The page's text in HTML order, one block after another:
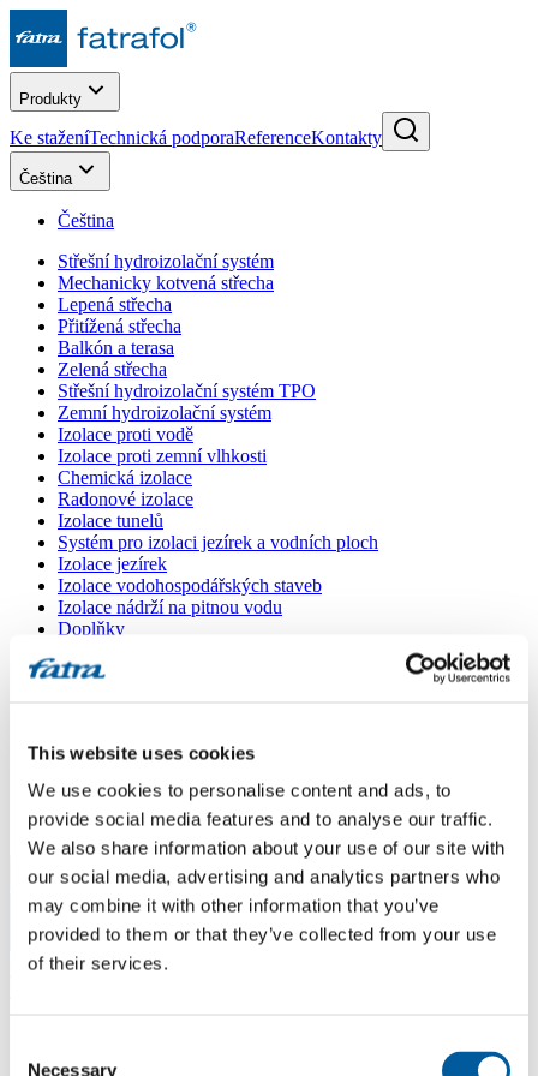
This website uses cookies
We use cookies to personalise content and ads, to
provide social media features and to analyse our traffic.
We also share information about your use of our site with
our social media, advertising and analytics partners who
may combine it with other information that you’ve
provided to them or that they’ve collected from your use
of their services.
Necessary
Produkty
Ke staženíTechnická podporaReferenceKontakty
Čeština
Čeština
Střešní hydroizolační systém
Mechanicky kotvená střecha
Lepená střecha
Přitížená střecha
Balkón a terasa
Zelená střecha
Střešní hydroizolační systém TPO
Zemní hydroizolační systém
Izolace proti vodě
Izolace proti zemní vlhkosti
Chemická izolace
Radonové izolace
Izolace tunelů
Systém pro izolaci jezírek a vodních ploch
Izolace jezírek
Izolace vodohospodářských staveb
Izolace nádrží na pitnou vodu
Doplňky
Profil FATRAFAST s výztuží
Ochranná geotextilie
Ostatní doplňky
VŠECHNY PRODUKTY
Menu
Menu
Domů/
Sanace